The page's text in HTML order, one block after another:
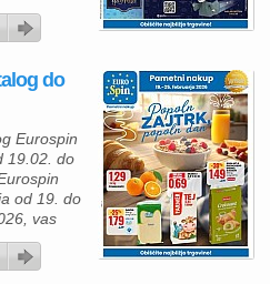
pa
in
za vas
ki
ali
Za
[…]
do
Eurospin
19.02. do
od 19. do
vas
živil po
idealnih